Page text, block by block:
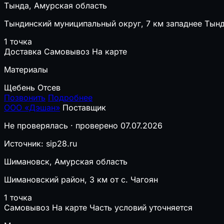
Тында, Амурская область
Тындинский муниципальный округ, 7 км западнее
1 точка
Доставка Самовывоз На карте
Материалы
Щебень Отсев
Позвонить Подробнее
ООО «Дэшан» Поставщик
Не проверялась · проверено 07.07.2026
Источник: sip28.ru
Шимановск, Амурская область
Шимановский район, 3 км от с. Чагоян
1 точка
Самовывоз На карте Часть условий уточняется